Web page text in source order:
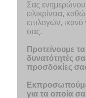
Σας
ειλικρίνεια,
επιλογών, ικανό
σας.
Προτείνουμε
δυνατότητές
προσδοκίες
για τα οποία